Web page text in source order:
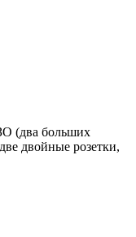
(два больших
двойные розетки,